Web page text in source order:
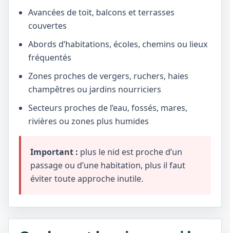
Avancées de toit, balcons et terrasses
couvertes
Abords d’habitations, écoles, chemins ou lieux
fréquentés
Zones proches de vergers, ruchers, haies
champêtres ou jardins nourriciers
Secteurs proches de l’eau, fossés, mares,
rivières ou zones plus humides
Important : plus le nid est proche d’un
passage ou d’une habitation, plus il faut
éviter toute approche inutile.